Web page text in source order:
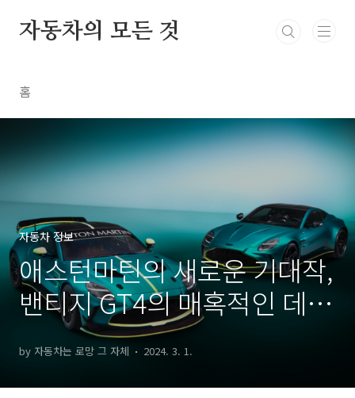
자동차의 모든 것
홈
자동차 정보
애스턴마틴의 새로운 기대작,
밴티지 GT4의 매혹적인 데
뷔, 주행영상
by 자동차는 로망 그 자체 2024. 3. 1.